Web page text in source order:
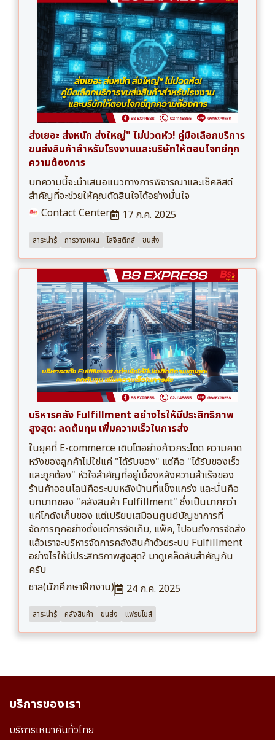
ส่งเยอะ ส่งหนัก ส่งใหญ่" ไม่ปวดหัว! คู่มือเลือกบริการ
ขนส่งสินค้าสำหรับโรงงานและบริษัทให้ตอบโจทย์ทุก
ความต้องการ
บทความนี้จะนำเสนอแนวทางการพิจารณาและเช็คลิสต์
สำคัญที่จะช่วยให้คุณตัดสินใจได้อย่างมั่นใจ
Contact Center
17 ก.ค. 2025
สาระน่ารู้ การวางแผน โลจิสติกส์ ขนส่ง
บริหารคลัง Fulfillment อย่างไรให้มีประสิทธิภาพ
สูงสุด: ลดต้นทุน เพิ่มความเร็วในการส่ง
ในยุคที่ E-commerce เติบโตอย่างก้าวกระโดด ความคาด
หวังของลูกค้าไม่ใช่แค่ "ได้รับของ" แต่คือ "ได้รับของเร็ว
และถูกต้อง" หัวใจสำคัญที่อยู่เบื้องหลังความสำเร็จของ
ร้านค้าออนไลน์คือระบบหลังบ้านที่แข็งแกร่ง และนั่นคือ
บทบาทของ "คลังสินค้า Fulfillment" ซึ่งเป็นมากกว่า
แค่โกดังเก็บของ แต่เปรียบเสมือนศูนย์บัญชาการที่
จัดการทุกอย่างตั้งแต่การจัดเก็บ, แพ็ค, ไปจนถึงการจัดส่ง
แล้วเราจะบริหารจัดการคลังสินค้าด้วยระบบ Fulfillment
อย่างไรให้มีประสิทธิภาพสูงสุด? มาดูเคล็ดลับสำคัญกัน
ครับ
ซาล(นักศึกษาฝึกงาน)
24 ก.ค. 2025
สาระน่ารู้ คลังสินค้า ขนส่ง แฟรนไชส์
บริการของเรา
บริการเหมาคันทั่วไทย